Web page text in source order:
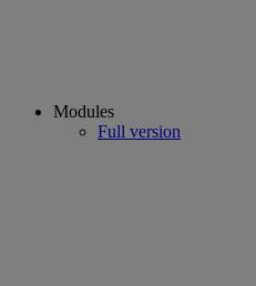
Modules
Full version